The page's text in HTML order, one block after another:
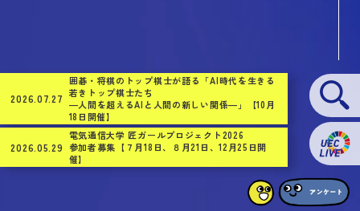
2026.07.27
囲碁・将棋のトップ棋士が語る「AI時代を生きる
若きトップ棋士たち
―人間を超えるAIと人間の新しい関係―」【10月
18日開催】
2026.05.29
電気通信大学 匠ガールプロジェクト2026
参加者募集【７月18日、８月21日、12月25日開
催】